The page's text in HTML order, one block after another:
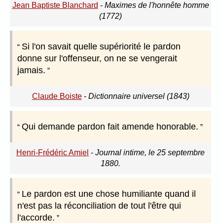
Jean Baptiste Blanchard - Maximes de l'honnête homme
(1772)
Si l'on savait quelle supériorité le pardon
donne sur l'offenseur, on ne se vengerait
jamais.
Claude Boiste- Dictionnaire universel (1843)
Qui demande pardon fait amende honorable.
Henri-Frédéric Amiel - Journal intime, le 25 septembre
1880.
Le pardon est une chose humiliante quand il
n'est pas la réconciliation de tout l'être qui
l'accorde.